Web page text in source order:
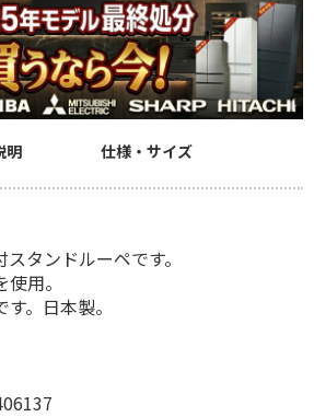
明 仕様・サイズ
タンドルーペです。
用。
。日本製。